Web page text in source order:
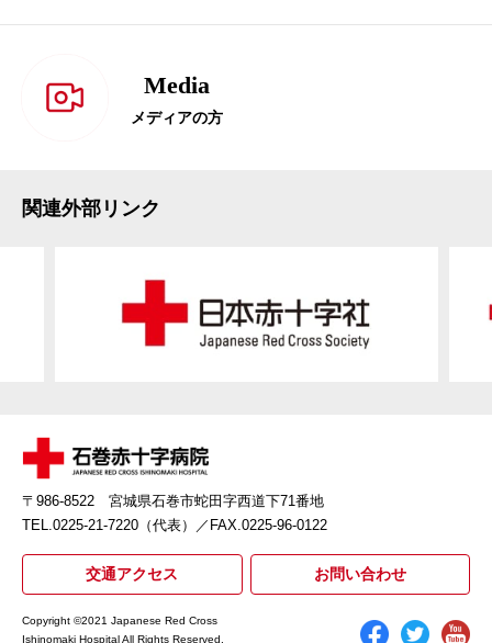
Media
メディアの方
関連外部リンク
〒986-8522 宮城県石巻市蛇田字西道下71番地
TEL.0225-21-7220（代表）
／FAX.0225-96-0122
交通アクセス お問い合わせ
Copyright ©2021 Japanese Red Cross
Ishinomaki Hospital All Rights Reserved.